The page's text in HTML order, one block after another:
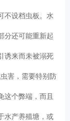
不设档虫板。水
分还可能重新起
诱来而未被溺死
害，需要特别防
这个弊端，而且
水产养殖塘，或